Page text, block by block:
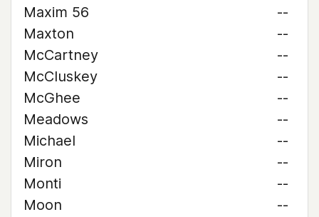
Maxim 56
--
Maxton
--
McCartney
--
McCluskey
--
McGhee
--
Meadows
--
Michael
--
Miron
--
Monti
--
Moon
--